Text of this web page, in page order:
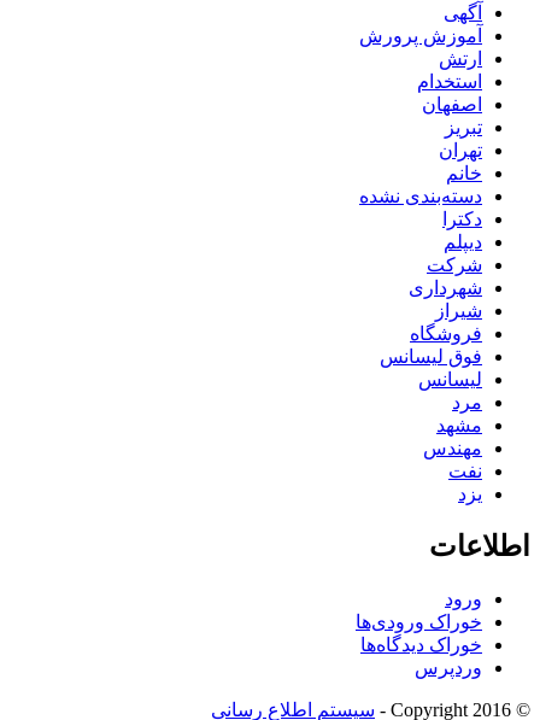
آگهی
آموزش پرورش
ارتش
استخدام
اصفهان
تبریز
تهران
خانم
دسته‌بندی نشده
دکترا
دیپلم
شرکت
شهرداری
شیراز
فروشگاه
فوق لیسانس
لیسانس
مرد
مشهد
مهندس
نفت
یزد
اطلاعات
ورود
خوراک ورودی‌ها
خوراک دیدگاه‌ها
وردپرس
© Copyright 2016 - سیستم اطلاع رسانی